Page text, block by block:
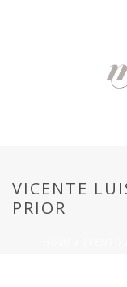
VICENTE
PRIOR